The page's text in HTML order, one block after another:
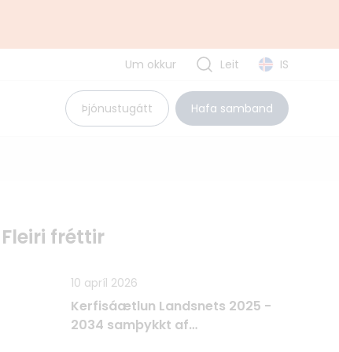
Uppbyggingarsjóður EES
Pólland
Um okkur Leit IS
Þjónustugátt Hafa samband
Fleiri fréttir
10 apríl 2026
Kerfisáætlun Landsnets 2025 -
2034 samþykkt af